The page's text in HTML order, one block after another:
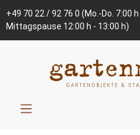
+49 70 22 / 92 76 0 (Mo.-Do. 7:00
Mittagspause 12:00 h - 13:00 h)